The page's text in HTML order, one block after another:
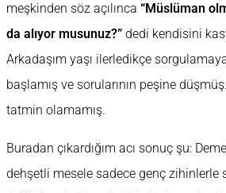
meşkinden söz açılınca “Müslüman
da alıyor musunuz?” dedi kendisini
Arkadaşım yaşı ilerledikçe
başlamış ve sorularının peşine
tatmin olamamış.
Buradan çıkardığım acı sonuç şu:
dehşetli mesele sadece genç zihinlerle